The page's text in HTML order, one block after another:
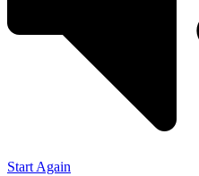
Start Again